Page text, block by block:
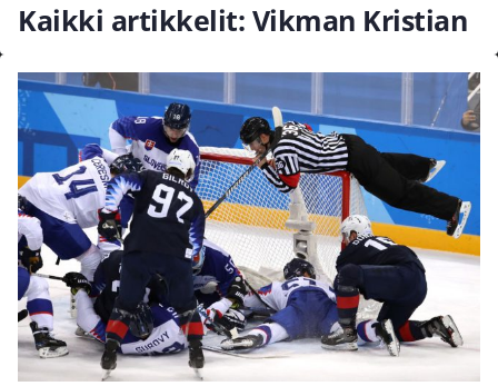
Kaikki artikkelit: Vikman Kristian